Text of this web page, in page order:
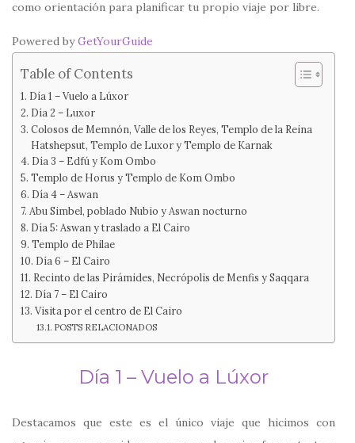
como orientación para planificar tu propio viaje por libre.
Powered byGetYourGuide
Table of Contents
Día 1 – Vuelo a Lúxor
Día 2 – Luxor
Colosos de Memnón, Valle de los Reyes, Templo de la Reina
Hatshepsut, Templo de Luxor y Templo de Karnak
Día 3 – Edfú y Kom Ombo
Templo de Horus y Templo de Kom Ombo
Día 4 – Aswan
Abu Simbel, poblado Nubio y Aswan nocturno
Día 5: Aswan y traslado a El Cairo
Templo de Philae
Día 6 – El Cairo
Recinto de las Pirámides, Necrópolis de Menfis y Saqqara
Día 7 – El Cairo
Visita por el centro de El Cairo
POSTS RELACIONADOS
Día 1 – Vuelo a Lúxor
Destacamos que este es el único viaje que hicimos con